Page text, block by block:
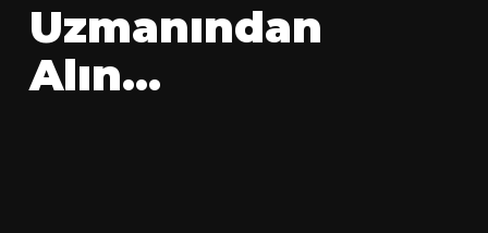
Uzmanından
Alın…